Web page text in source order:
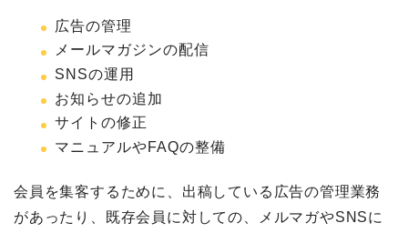
広告の管理
メールマガジンの配信
SNSの運用
お知らせの追加
サイトの修正
マニュアルやFAQの整備
会員を集客するために、出稿している広告の管理業務
があったり、既存会員に対しての、メルマガやSNSに